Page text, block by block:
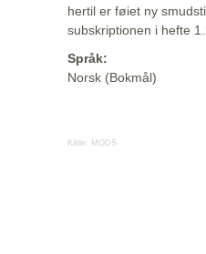
hertil er føiet ny
subskriptionen i hefte
Språk:
Norsk (Bokmål)
Kilde: MODS